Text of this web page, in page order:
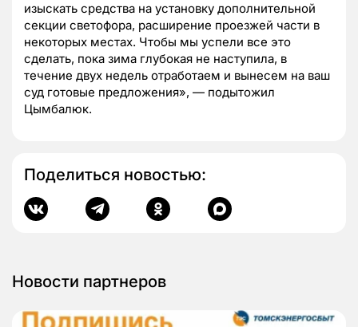
изыскать средства на установку дополнительной
секции светофора, расширение проезжей части в
некоторых местах. Чтобы мы успели все это
сделать, пока зима глубокая не наступила, в
течение двух недель отработаем и вынесем на ваш
суд готовые предложения», — подытожил
Цымбалюк.
Поделиться новостью:
Новости партнеров